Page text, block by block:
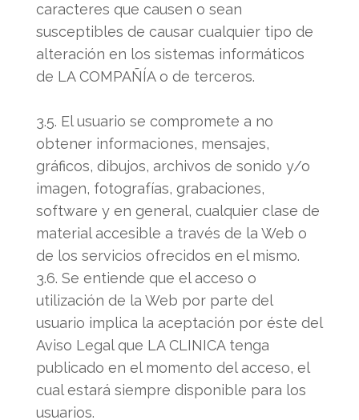
caracteres que causen o sean
susceptibles de causar cualquier tipo de
alteración en los sistemas informáticos
de LA COMPAÑÍA o de terceros.
3.5. El usuario se compromete a no
obtener informaciones, mensajes,
gráficos, dibujos, archivos de sonido y/o
imagen, fotografías, grabaciones,
software y en general, cualquier clase de
material accesible a través de la Web o
de los servicios ofrecidos en el mismo.
3.6. Se entiende que el acceso o
utilización de la Web por parte del
usuario implica la aceptación por éste del
Aviso Legal que LA CLINICA tenga
publicado en el momento del acceso, el
cual estará siempre disponible para los
usuarios.